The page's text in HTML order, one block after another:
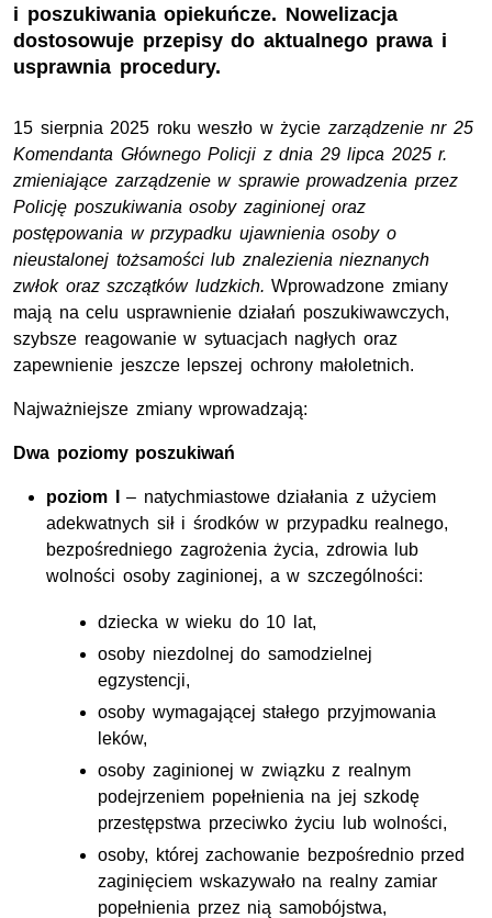
i poszukiwania opiekuńcze. Nowelizacja
dostosowuje przepisy do aktualnego prawa i
usprawnia procedury.
15 sierpnia 2025 roku weszło w życie zarządzenie nr 25
Komendanta Głównego Policji z dnia 29 lipca 2025 r.
zmieniające zarządzeniew sprawie prowadzenia przez
Policję poszukiwania osoby zaginionej oraz
postępowania w przypadku ujawnienia osoby o
nieustalonej tożsamości lub znalezienia nieznanych
zwłok oraz szczątków ludzkich.Wprowadzone zmiany
mają na celu usprawnienie działań poszukiwawczych,
szybsze reagowanie w sytuacjach nagłych oraz
zapewnienie jeszcze lepszej ochrony małoletnich.
Najważniejsze zmiany wprowadzają:
Dwa poziomy poszukiwań
poziom I– natychmiastowe działania z użyciem
adekwatnych sił i środków w przypadku realnego,
bezpośredniego zagrożenia życia, zdrowia lub
wolności osoby zaginionej, a w szczególności:
dziecka w wieku do 10 lat,
osoby niezdolnej do samodzielnej
egzystencji,
osoby wymagającej stałego przyjmowania
leków,
osoby zaginionej w związku z realnym
podejrzeniem popełnienia na jej szkodę
przestępstwa przeciwko życiu lub wolności,
osoby, której zachowanie bezpośrednio przed
zaginięciem wskazywało na realny zamiar
popełnienia przez nią samobójstwa,